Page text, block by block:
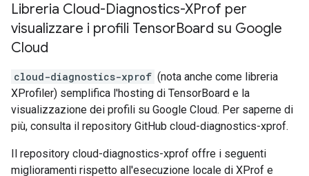
Libreria Cloud-Diagnostics-XProf per
visualizzare i profili TensorBoard su Google
Cloud
cloud-diagnostics-xprof (nota anche come libreria
XProfiler) semplifica l'hosting di TensorBoard e la
visualizzazione dei profili su Google Cloud. Per saperne di
più, consulta il repository GitHub cloud-diagnostics-xprof.
Il repository cloud-diagnostics-xprof offre i seguenti
miglioramenti rispetto all'esecuzione locale di XProf e